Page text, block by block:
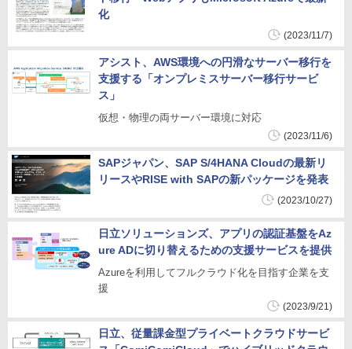
化
(2023/11/7)
アシスト、AWS環境への円滑なサーバー移行を
支援する「オンプレミスサーバー移行サービ
ス」
仮想・物理の両サーバー環境に対応
(2023/11/6)
SAPジャパン、SAP S/4HANA Cloudの最新リ
リースやRISE with SAPの新パッケージを発表
(2023/10/27)
日立ソリューションズ、アプリの認証基盤をAz
ure ADに切り替えるための支援サービスを提供
Azureを利用してフルクラウド化を目指す企業を支
援
(2023/9/21)
日立、従量課金型プライベートクラウドサービ